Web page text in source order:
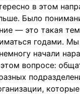
в этом
Было
— это такая
годами.
начали
этом вопросе: